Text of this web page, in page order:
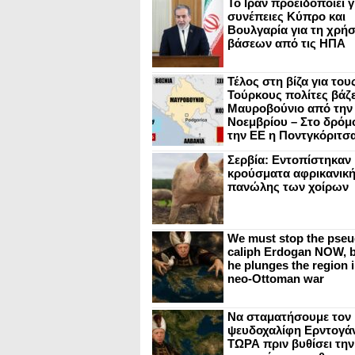
Το Ιράν προειδοποιεί
συνέπειες Κύπρο και
Βουλγαρία για τη
βάσεων από τις ΗΠΑ
Τέλος στη βίζα για
Τούρκους πολίτες
Μαυροβούνιο από την
Νοεμβρίου – Στο
την ΕΕ η
Σερβία: Εντοπίστηκαν
κρούσματα
πανώλης των χοίρων
We must stop the
caliph Erdogan NOW,
he plunges the region
neo-Ottoman war
Να σταματήσουμε τον
ψευδοχαλίφη
ΤΩΡΑ πριν βυθίσει την